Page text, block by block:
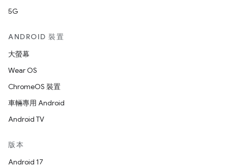
5G
ANDROID 裝置
大螢幕
Wear OS
ChromeOS 裝置
車輛專用 Android
Android TV
版本
Android 17